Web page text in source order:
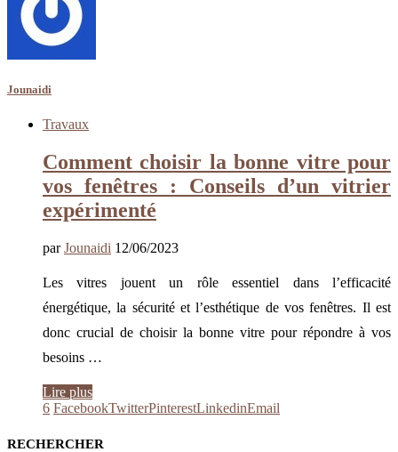
Jounaidi
Travaux
Comment choisir la bonne vitre pour
vos fenêtres : Conseils d’un vitrier
expérimenté
parJounaidi 12/06/2023
Les vitres jouent un rôle essentiel dans l’efficacité
énergétique, la sécurité et l’esthétique de vos fenêtres. Il est
donc crucial de choisir la bonne vitre pour répondre à vos
besoins …
Lire plus
6 FacebookTwitterPinterestLinkedinEmail
RECHERCHER